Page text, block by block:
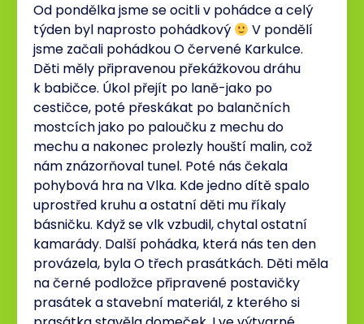
Od pondělka jsme se ocitli v pohádce a celý
týden byl naprosto pohádkový
V pondělí
jsme začali pohádkou O červené Karkulce.
Děti měly připravenou překážkovou dráhu
k babičce. Úkol přejít po laně-jako po
cestičce, poté přeskákat po balančních
mostcích jako po paloučku z mechu do
mechu a nakonec prolezly houští malin, což
nám znázorňoval tunel. Poté nás čekala
pohybová hra na Vlka. Kde jedno dítě spalo
uprostřed kruhu a ostatní děti mu říkaly
básničku. Když se vlk vzbudil, chytal ostatní
kamarády. Další pohádka, která nás ten den
provázela, byla O třech prasátkách. Děti měla
na černé podložce připravené postavičky
prasátek a stavební materiál, z kterého si